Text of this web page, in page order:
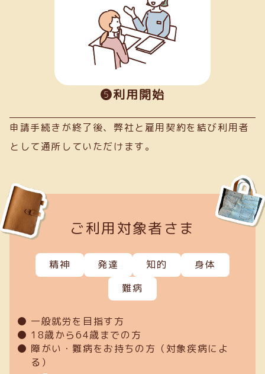
❺利用開始
申請手続きが終了後、弊社と雇用契約を結び利用者
として通所していただけます。
ご利用対象者さま
精神 発達 知的
身体
難病
一般就労を目指す方
18歳から64歳までの方
障がい・難病をお持ちの方（対象疾病によ
る）